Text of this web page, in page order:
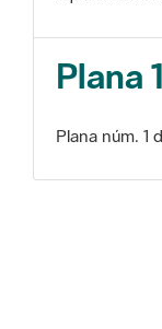
Plana
Plana núm. 1